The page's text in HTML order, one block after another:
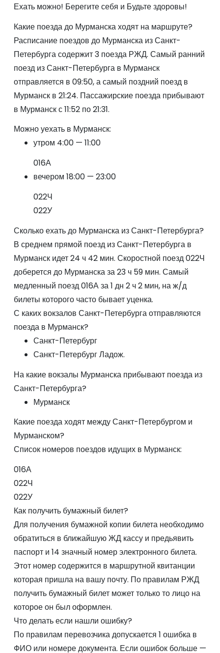
Ехать можно! Берегите себя и Будьте здоровы!
Какие поезда до Мурманска ходят на маршруте?
Расписание поездов до Мурманска из Санкт-
Петербурга содержит 3 поезда РЖД. Самый ранний
поезд из Санкт-Петербурга в Мурманск
отправляется в 09:50, а самый поздний поезд в
Мурманск в 21:24. Пассажирские поезда прибывают
в Мурманск с 11:52 по 21:31.
Можно уехать в Мурманск:
утром 4:00 — 11:00
016А
вечером 18:00 — 23:00
022Ч
022У
Сколько ехать до Мурманска из Санкт-Петербурга?
В среднем прямой поезд из Санкт-Петербурга в
Мурманск идет 24 ч 42 мин. Скоростной поезд022Ч
доберется до Мурманска за 23 ч 59 мин. Самый
медленный поезд016Аза 1 дн 2 ч 2 мин, на ж/д
билеты которого часто бывает уценка.
С каких вокзалов Санкт-Петербурга отправляются
поезда в Мурманск?
Санкт-Петербург
Санкт-Петербург Ладож.
На какие вокзалы Мурманска прибывают поезда из
Санкт-Петербурга?
Мурманск
Какие поезда ходят между Санкт-Петербургом и
Мурманском?
Список номеров поездов идущих в Мурманск:
016А
022Ч
022У
Как получить бумажный билет?
Для получения бумажной копии билета необходимо
обратиться в ближайшую ЖД кассу и предьявить
паспорт и 14 значный номер электронного билета.
Этот номер содержится в маршрутной квитанции
которая пришла на вашу почту. По правилам РЖД
получить бумажный билет может только то лицо на
которое он был оформлен.
Что делать если нашли ошибку?
По правилам перевозчика допускается 1 ошибка в
ФИО или номере документа. Если ошибок больше —